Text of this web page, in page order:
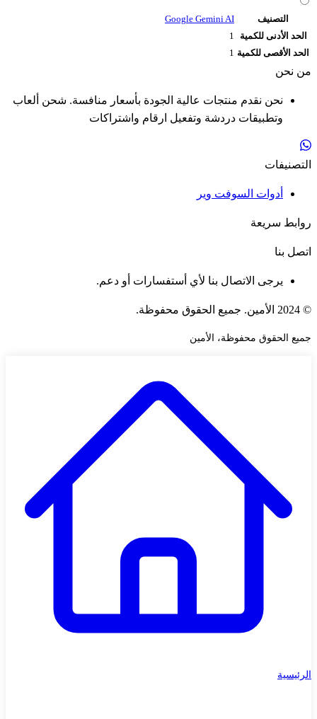
التصنيف
Google Gemini AI
الحد الأدنى للكمية
1
الحد الأقصى للكمية 1
من نحن
نحن نقدم منتجات عالية الجودة بأسعار منافسة. شحن ألعاب
وتطبيقات دردشة وتفعيل ارقام واشتراكات
التصنيفات
أدوات السوفت وير
روابط سريعة
اتصل بنا
يرجى الاتصال بنا لأي أستفسارات أو دعم.
© 2024 الأمين. جميع الحقوق محفوظة.
جميع الحقوق محفوظة، الأمين
الرئيسية